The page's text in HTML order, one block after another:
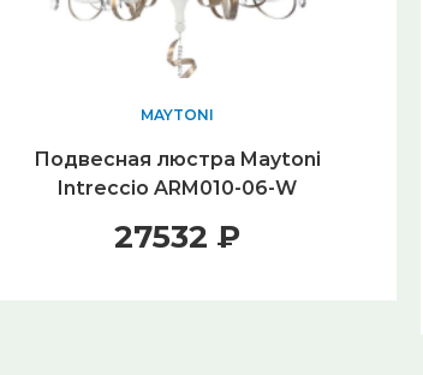
MAYTONI
Подвесная люстра Maytoni
Intreccio ARM010-06-W
27532 ₽